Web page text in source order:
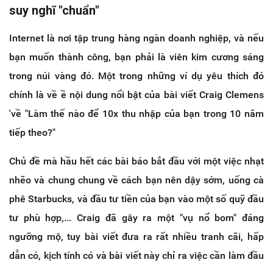
suy nghĩ "chuẩn"
Internet là nơi tập trung hàng ngàn doanh nghiệp, và nếu
bạn muốn thành công, bạn phải là viên kim cương sáng
trong núi vàng đó. Một trong những ví dụ yêu thích đó
chính là về ề nội dung nổi bật của bài viết Craig Clemens
'về "Làm thế nào để 10x thu nhập của bạn trong 10 năm
tiếp theo?"
Chủ đề mà hầu hết các bài báo bắt đầu với một việc nhạt
nhẽo và chung chung về cách bạn nên dậy sớm, uống cà
phê Starbucks, và đầu tư tiền của bạn vào một số quỹ đầu
tư phù hợp,... Craig đã gây ra một "vụ nổ bom" đáng
ngưỡng mộ, tuy bài viết đưa ra rất nhiều tranh cãi, hấp
dẫn có, kịch tính có và bài viết này chỉ ra việc cần làm đầu